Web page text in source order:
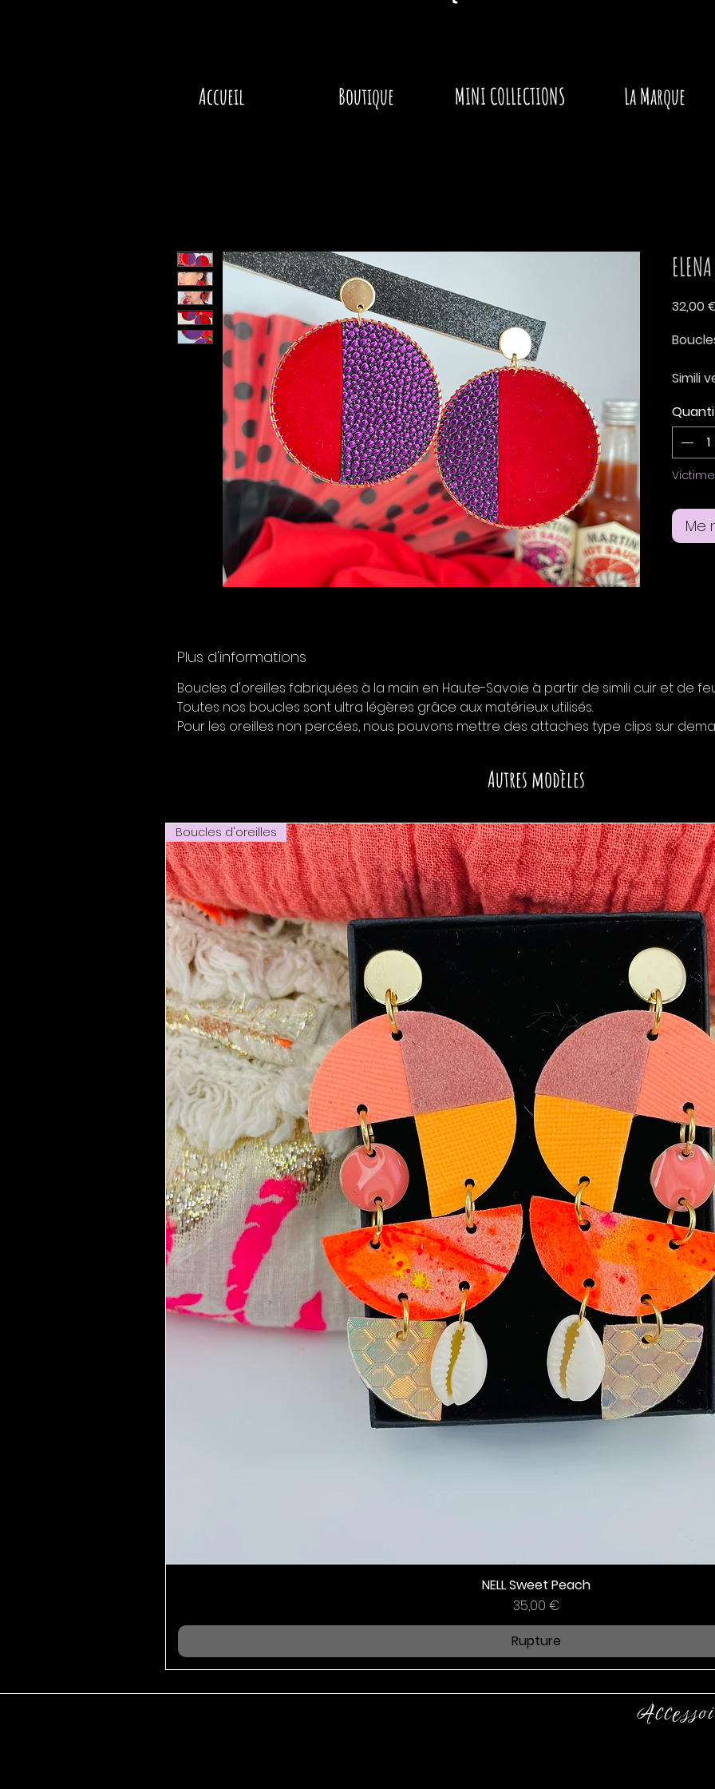
Accueil Boutique MINI COLLECTIONS La Marque
32,00
Simili
rouge
Me
Plus d'informations
Boucles d'oreilles fabriquées à la main en Haute-Savoie à partir de simili cuir et de
Toutes nos boucles sont ultra légères grâce aux matérieux utilisés.
Pour les oreilles non percées, nous pouvons mettre des attaches type clips sur
Autres modèles
Boucles d'oreilles
NELL Sweet Peach
Prix
35,00 €
Rupture